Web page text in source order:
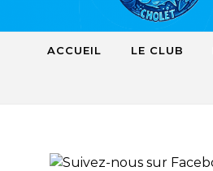
ACCUEIL LE CLUB